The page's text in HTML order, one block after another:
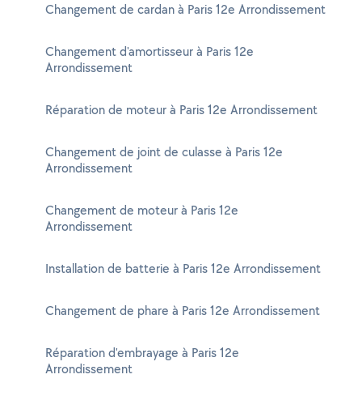
Changement de cardan à Paris 12e Arrondissement
Changement d'amortisseur à Paris 12e
Arrondissement
Réparation de moteur à Paris 12e Arrondissement
Changement de joint de culasse à Paris 12e
Arrondissement
Changement de moteur à Paris 12e
Arrondissement
Installation de batterie à Paris 12e Arrondissement
Changement de phare à Paris 12e Arrondissement
Réparation d'embrayage à Paris 12e
Arrondissement